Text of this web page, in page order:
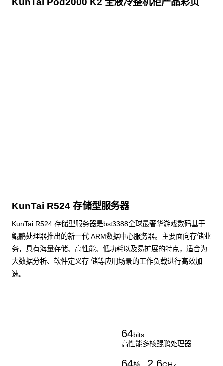
KunTai Pod2000 K2 全液冷整机柜产品彩页
KunTai R524 存储型服务器
KunTai R524 存储型服务器是bst3388全球最奢华游戏数码基于
鲲鹏处理器推出的新一代 ARM数据中心服务器。主要面向存储业
务，具有海量存储、高性能、低功耗以及易扩展的特点，适合为
大数据分析、软件定义存 储等应用场景的工作负载进行髙效加
速。
64bits
高性能多核鲲鹏处理器
64 2.6